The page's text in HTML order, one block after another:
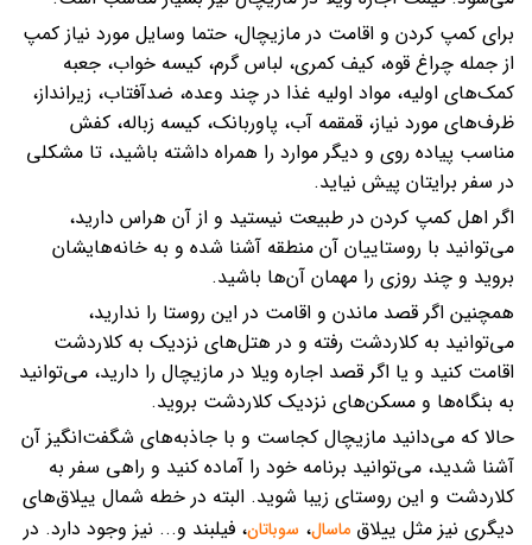
برای کمپ کردن و اقامت در مازیچال، حتما وسایل مورد نیاز کمپ
از جمله چراغ قوه، کیف کمری، لباس گرم، کیسه خواب، جعبه
کمک‌های اولیه، مواد اولیه غذا در چند وعده، ضدآفتاب، زیرانداز،
ظرف‌های مورد نیاز، قمقمه آب، پاوربانک، کیسه زباله، کفش
مناسب پیاده روی و دیگر موارد را همراه داشته باشید، تا مشکلی
در سفر برایتان پیش نیاید.
اگر اهل کمپ کردن در طبیعت نیستید و از آن هراس دارید،
می‌توانید با روستاییان آن منطقه آشنا شده و به خانه‌هایشان
بروید و چند روزی را مهمان آن‌ها باشید.
همچنین اگر قصد ماندن و اقامت در این روستا را ندارید،
می‌توانید به کلاردشت رفته و در هتل‌های نزدیک به کلاردشت
اقامت کنید و یا اگر قصد اجاره ویلا در مازیچال را دارید، می‌توانید
به بنگاه‌ها و مسکن‌های نزدیک کلاردشت بروید.
حالا که می‌دانید مازیچال کجاست و با جاذبه‌های شگفت‌انگیز آن
آشنا شدید، می‌توانید برنامه خود را آماده کنید و راهی سفر به
کلاردشت و این روستای زیبا شوید. البته در خطه شمال ییلاق‌های
دیگری نیز مثل ییلاق ماسال، سوباتان، فیلبند و... نیز وجود دارد. در